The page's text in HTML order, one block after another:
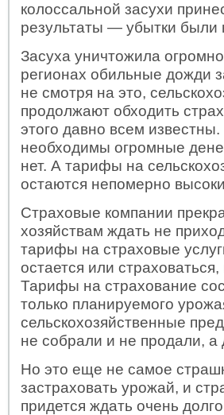
колоссальной засухи
результаты — убытки были
Засуха уничтожила
регионах обильные дожди
не смотря на это,
продолжают обходить
этого давно всем
необходимы огромные
нет. А тарифы на
остаются непомерно
Страховые компании
хозяйствам ждать не
тарифы на страховые
остается или
Тарифы на страхование
только планируемого
сельскохозяйственные
не собрали и не продали,
Но это еще не самое
застраховать урожай, и
придется ждать очень